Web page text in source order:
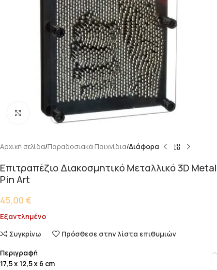
Κάντε κλικ για μεγέθυνση
Αρχική σελίδα Παραδοσιακά Παιχνίδια Διάφορα
Επιτραπέζιο Διακοσμητικό Μεταλλικό 3D Metal
Pin Art
45,00 €
Εξαντλημένο
Συγκρίνω
Πρόσθεσε στην λίστα επιθυμιών
Περιγραφή
17,5 x 12,5 x 6 cm